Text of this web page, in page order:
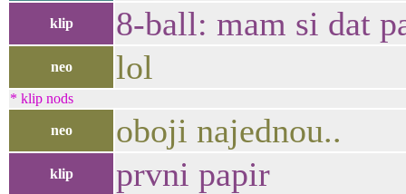
klip 8-ball: mam si dat
neo lol
* klip nods
neo oboji najednou..
klip prvni papir